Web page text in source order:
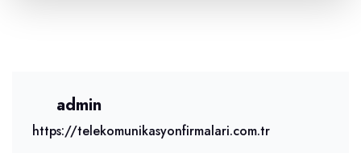
admin
https://telekomunikasyonfirmalari.com.tr